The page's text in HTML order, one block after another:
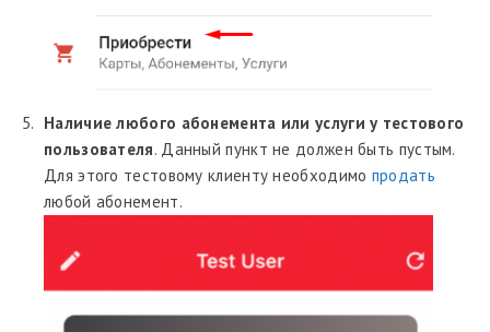
Наличие любого абонемента или услуги у тестового
пользователя. Данный пункт не должен быть пустым.
Для этого тестовому клиенту необходимо продать
любой абонемент.